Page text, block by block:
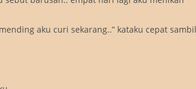
aku curi sekarang..” kataku cepat sambil